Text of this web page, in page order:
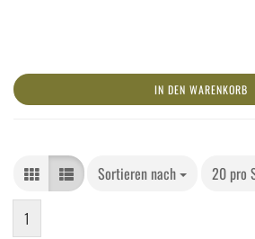
IN DEN WARENKORB
Sortieren nach 20 pro
1